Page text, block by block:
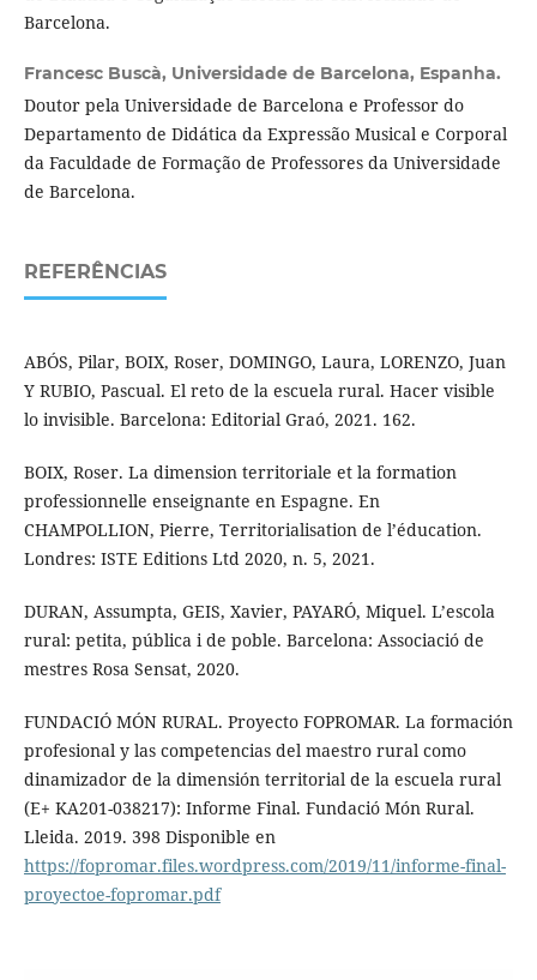
Barcelona.
Francesc Buscà, Universidade de Barcelona, Espanha.
Doutor pela Universidade de Barcelona e Professor do
Departamento de Didática da Expressão Musical e Corporal
da Faculdade de Formação de Professores da Universidade
de Barcelona.
REFERÊNCIAS
ABÓS, Pilar, BOIX, Roser, DOMINGO, Laura, LORENZO, Juan
Y RUBIO, Pascual. El reto de la escuela rural. Hacer visible
lo invisible. Barcelona: Editorial Graó, 2021. 162.
BOIX, Roser. La dimension territoriale et la formation
professionnelle enseignante en Espagne. En
CHAMPOLLION, Pierre, Territorialisation de l’éducation.
Londres: ISTE Editions Ltd 2020, n. 5, 2021.
DURAN, Assumpta, GEIS, Xavier, PAYARÓ, Miquel. L’escola
rural: petita, pública i de poble. Barcelona: Associació de
mestres Rosa Sensat, 2020.
FUNDACIÓ MÓN RURAL. Proyecto FOPROMAR. La formación
profesional y las competencias del maestro rural como
dinamizador de la dimensión territorial de la escuela rural
(E+ KA201-038217): Informe Final. Fundació Món Rural.
Lleida. 2019. 398 Disponible en
https://fopromar.files.wordpress.com/2019/11/informe-final-
proyectoe-fopromar.pdf